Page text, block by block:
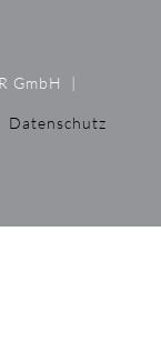
GmbH |
Datenschutz